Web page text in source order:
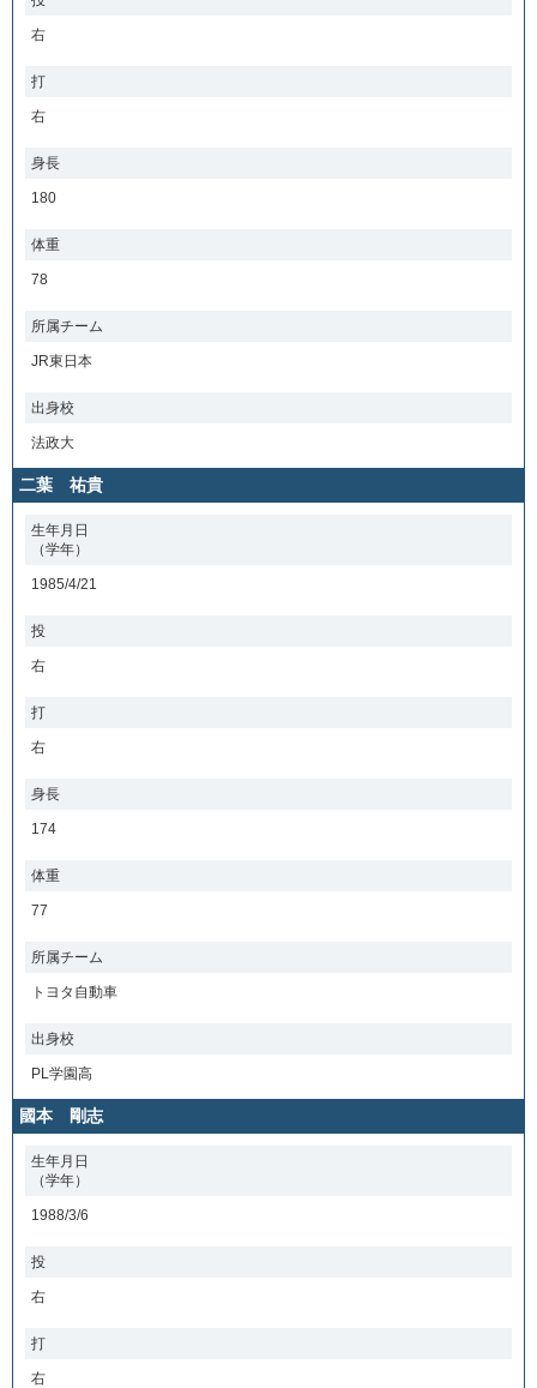
右
打
右
身長
180
体重
78
所属チーム
JR東日本
出身校
法政大
二葉 祐貴
生年月日
（学年）
1985/4/21
投
右
打
右
身長
174
体重
77
所属チーム
トヨタ自動車
出身校
PL学園高
國本 剛志
生年月日
（学年）
1988/3/6
投
右
打
右